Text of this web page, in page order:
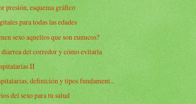
presión, esquema gráfico
para todas las edades
sexo aquellos que son eunucos?
diarrea del corredor y cómo evitarla
II
definición y tipos fundament...
del sexo para tu salud